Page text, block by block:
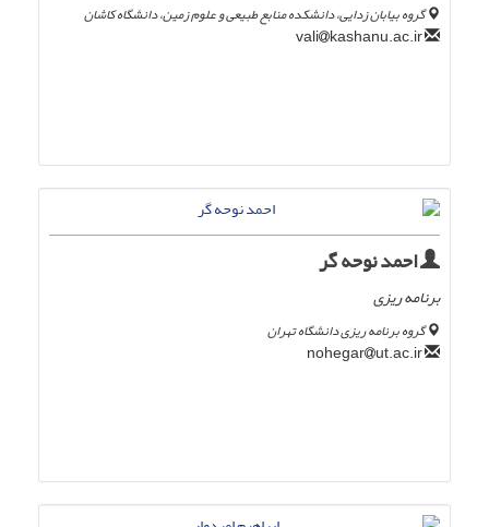
گروه بیابان زدایی، دانشکده منابع طبیعی و علوم زمین، دانشگاه کاشان
kashanu.ac.ir
احمد نوحه گر
برنامه ریزی
گروه برنامه ریزی دانشگاه تهران
ut.ac.ir